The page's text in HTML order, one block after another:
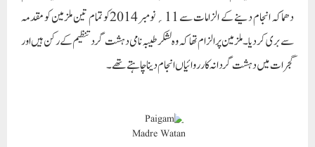
دھماکہ انجام دینے کے الزامات سے 11؍ نومبر 2014کو تمام تین ملزمین کو مقدمہ
سے بری کردیا۔ملزمین پر الزام تھا کہ وہ لشکر طیبہ نامی دہشت گرد تنظیم کے رکن ہیں اور
گجرات میں دہشت گردانہ کارروائیاں انجام دینا چاہتے تھے۔